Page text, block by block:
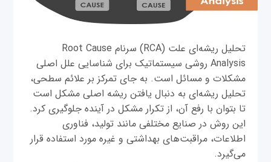
تحلیل ریشه‌ای علت (RCA) سرنام Root Cause
Analysis روشی سیستماتیک برای شناسایی علل اصلی
مشکلات و مسائل است. به جای تمرکز بر علائم سطحی،
تحلیل ریشه‌ای به دنبال یافتن ریشه اصلی مشکل است
تا بتوان با رفع آن، از تکرار مشکل در آینده جلوگیری کرد.
این روش در صنایع مختلفی مانند تولید، فناوری
اطلاعات، مراقبت‌های بهداشتی و غیره مورد استفاده قرار
می‌گیرد.